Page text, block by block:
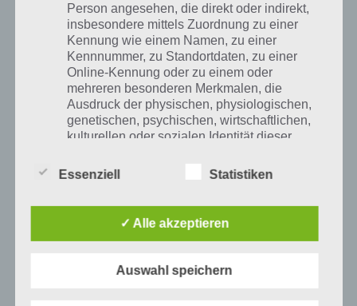
KOMMENTAR
neuste
Android und iOS
Person angesehen, die direkt oder indirekt,
insbesondere mittels Zuordnung zu einer
Kennung wie einem Namen, zu einer
Kennnummer, zu Standortdaten, zu einer
Online-Kennung oder zu einem oder
mehreren besonderen Merkmalen, die
Ausdruck der physischen, physiologischen,
genetischen, psychischen, wirtschaftlichen,
kulturellen oder sozialen Identität dieser
kann.
b) betroffene Person
identifizierbare natürliche Person, deren
Essenziell Statistiken
✓ Alle akzeptieren
Auswahl speichern